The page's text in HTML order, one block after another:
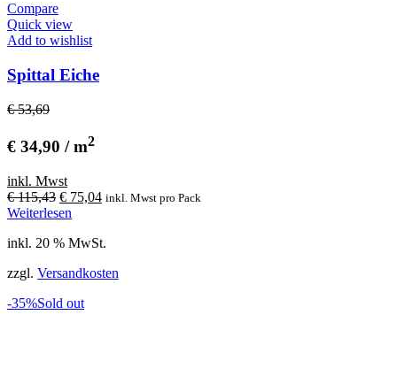
Compare
Quick view
Add to wishlist
Spittal Eiche
€ 53,69
€ 34,90 / m2
inkl. Mwst
€115,43 Ursprünglicher
Preis
€ 115,43
€ 75,04Aktueller
€ 75,04.
inkl. Mwst pro Pack
Weiterlesen
inkl. 20 % MwSt.
zzgl. Versandkosten
-35%Sold out